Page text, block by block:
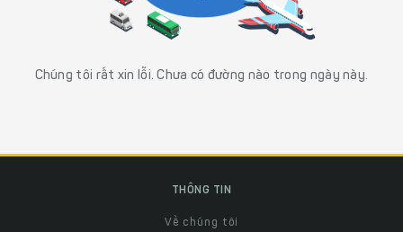
Chúng tôi rất xin lỗi. Chưa có đường nào trong ngày này.
THÔNG TIN
Về chúng tôi